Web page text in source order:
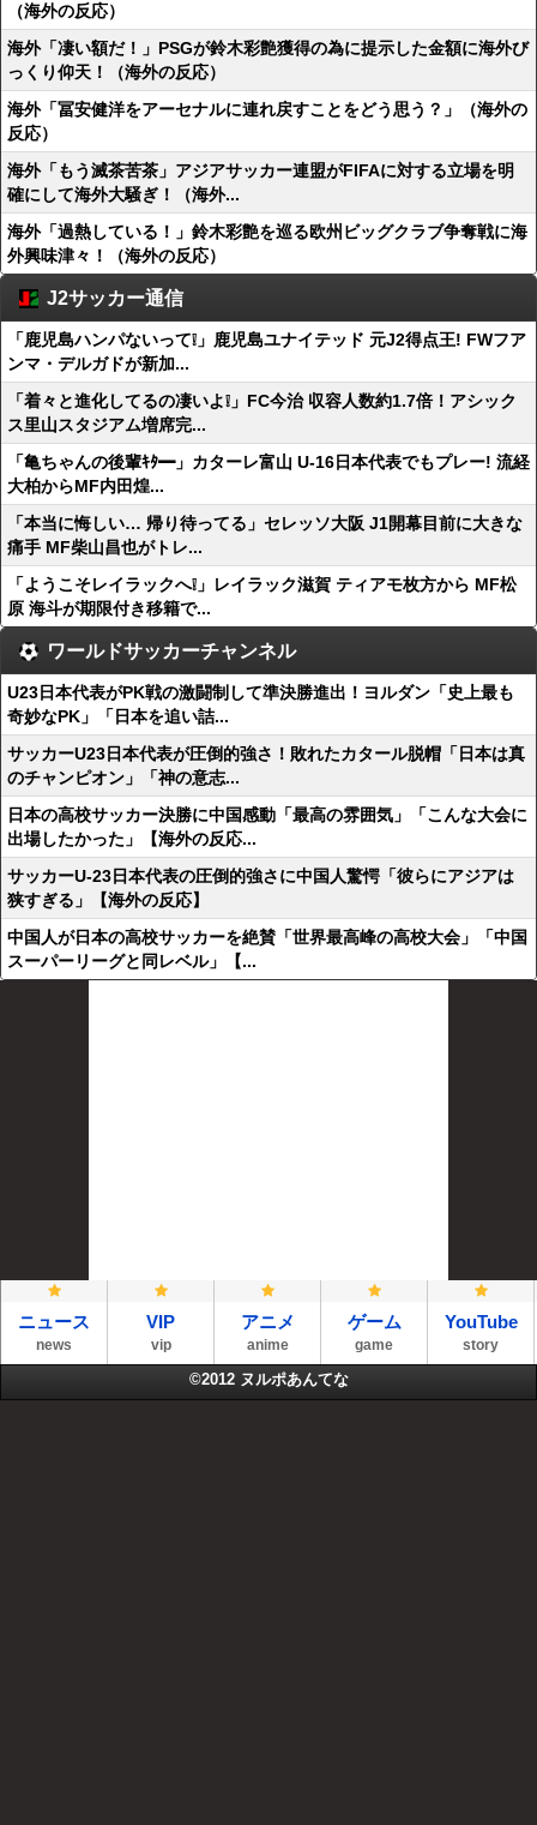
（海外の反応）
海外「凄い額だ！」PSGが鈴木彩艶獲得の為に提示した金額に海外び
っくり仰天！（海外の反応）
海外「冨安健洋をアーセナルに連れ戻すことをどう思う？」（海外の
反応）
海外「もう滅茶苦茶」アジアサッカー連盟がFIFAに対する立場を明
確にして海外大騒ぎ！（海外...
海外「過熱している！」鈴木彩艶を巡る欧州ビッグクラブ争奪戦に海
外興味津々！（海外の反応）
J2サッカー通信
「鹿児島ハンパないって❕」鹿児島ユナイテッド 元J2得点王! FWフア
ンマ・デルガドが新加...
「着々と進化してるの凄いよ❕」FC今治 収容人数約1.7倍！アシック
ス里山スタジアム増席完...
「亀ちゃんの後輩ｷﾀ━」カターレ富山 U-16日本代表でもプレー! 流経
大柏からMF内田煌...
「本当に悔しい… 帰り待ってる」セレッソ大阪 J1開幕目前に大きな
痛手 MF柴山昌也がトレ...
「ようこそレイラックへ❕」レイラック滋賀 ティアモ枚方から MF松
原 海斗が期限付き移籍で...
ワールドサッカーチャンネル
U23日本代表がPK戦の激闘制して準決勝進出！ヨルダン「史上最も
奇妙なPK」「日本を追い詰...
サッカーU23日本代表が圧倒的強さ！敗れたカタール脱帽「日本は真
のチャンピオン」「神の意志...
日本の高校サッカー決勝に中国感動「最高の雰囲気」「こんな大会に
出場したかった」【海外の反応...
サッカーU-23日本代表の圧倒的強さに中国人驚愕「彼らにアジアは
狭すぎる」【海外の反応】
中国人が日本の高校サッカーを絶賛「世界最高峰の高校大会」「中国
スーパーリーグと同レベル」【...
ニュース
news
VIP
vip
アニメ
anime
ゲーム
game
YouTube
story
©2012 ヌルポあんてな